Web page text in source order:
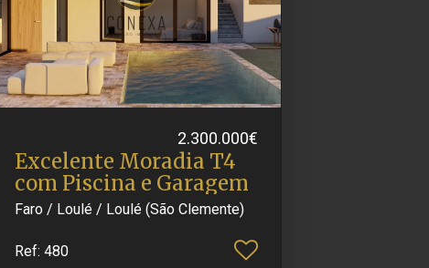
2.300.000€
Excelente Moradia T4
com Piscina e Garagem
Faro / Loulé / Loulé (São Clemente)
Ref: 480